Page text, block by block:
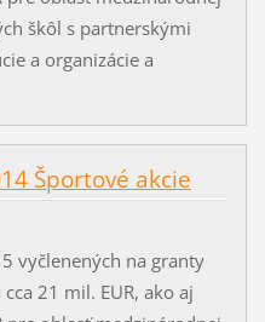
škôl s partnerskými
a organizácie a
Športové akcie
vyčlenených na granty
21 mil. EUR, ako aj